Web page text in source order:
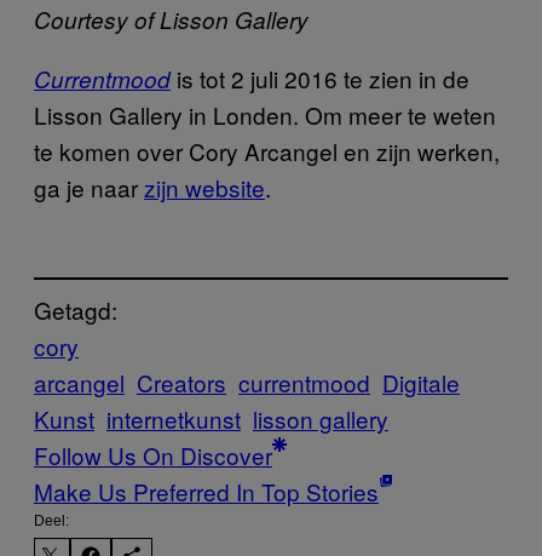
Courtesy of Lisson Gallery
Currentmood is tot 2 juli 2016 te zien in de
Lisson Gallery in Londen. Om meer te weten
te komen over Cory Arcangel en zijn werken,
ga je naarzijn website.
Getagd:
cory
arcangel Creators currentmood Digitale
Kunst internetkunst lisson gallery
Follow Us On Discover
Make Us Preferred In Top Stories
Deel: